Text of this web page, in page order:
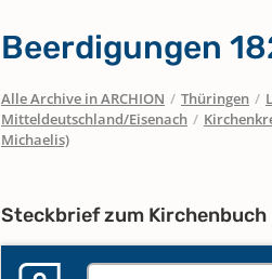
Beerdigungen
Alle Archive in ARCHION / Thüringen /
Mitteldeutschland/Eisenach /
Michaelis)
Steckbrief zum Kirchenbuch